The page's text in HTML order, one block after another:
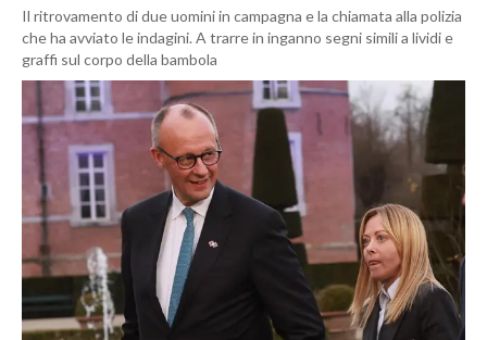
Il ritrovamento di due uomini in campagna e la chiamata alla polizia
che ha avviato le indagini. A trarre in inganno segni simili a lividi e
graffi sul corpo della bambola